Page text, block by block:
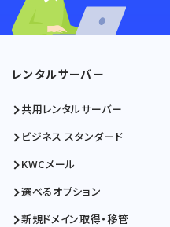
レンタルサーバー
共用レンタルサーバー
ビジネス スタンダード
KWCメール
選べるオプション
新規ドメイン取得・移管